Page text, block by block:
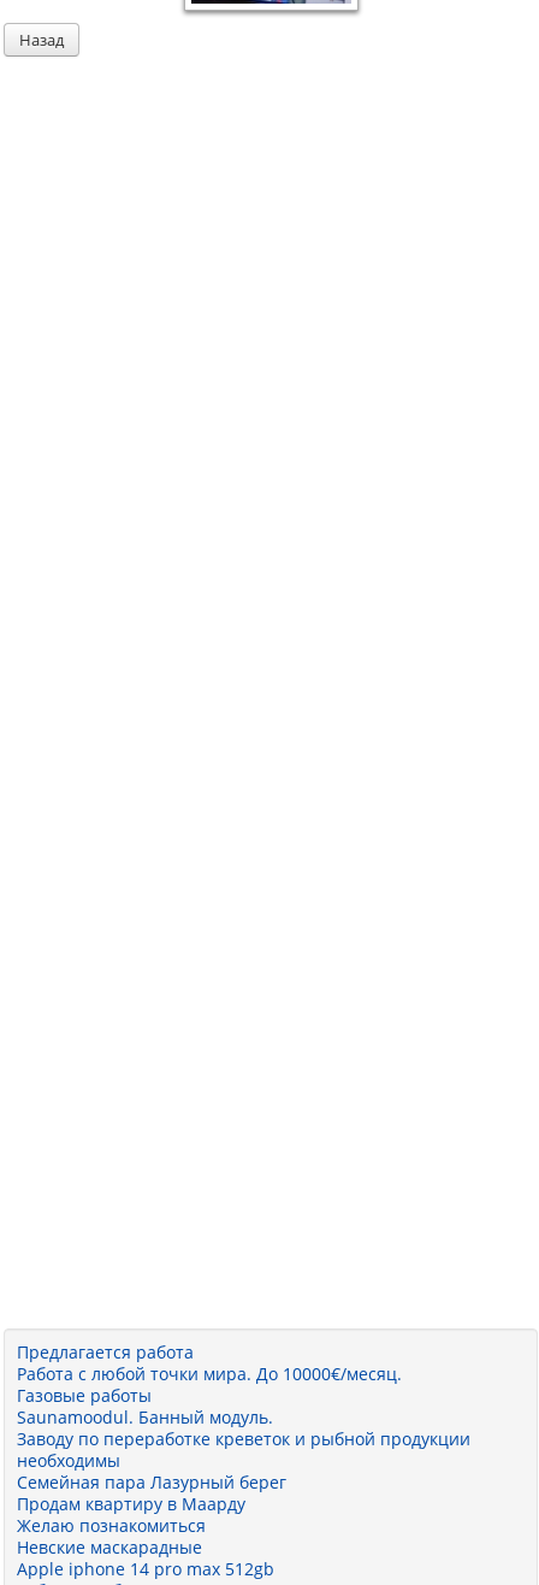
Назад
Предлагается работа
Работа с любой точки мира. До 10000€/месяц.
Газовые работы
Saunamoodul. Банный модуль.
Заводу по переработке креветок и рыбной продукции
необходимы
Семейная пара Лазурный берег
Продам квартиру в Маарду
Желаю познакомиться
Невские маскарадные
Apple iphone 14 pro max 512gb